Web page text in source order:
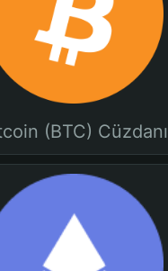
(BTC) Cüzdanı